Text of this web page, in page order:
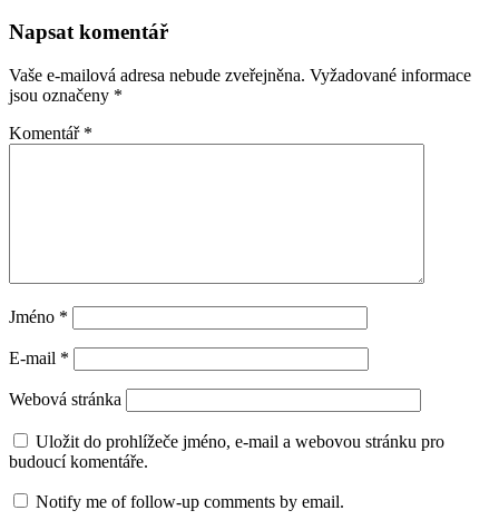
Napsat komentář
Vaše e-mailová adresa nebude zveřejněna. Vyžadované informace
jsou označeny *
Komentář *
Jméno *
E-mail *
Webová stránka
Uložit do prohlížeče jméno, e-mail a webovou stránku pro
budoucí komentáře.
Notify me of follow-up comments by email.